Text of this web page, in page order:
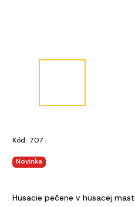
Kód: 707
Novinka
Husacie pečene v husacej